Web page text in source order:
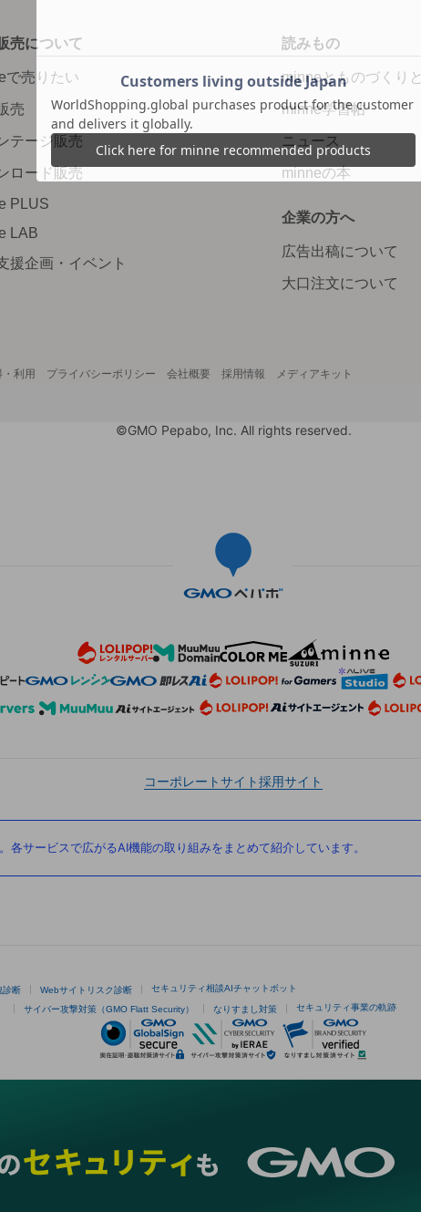
売について
で売りたい
売
テージ販売
ロード販売
PLUS
LAB
援企画・イベント
読みもの
minneとものづくりと
minne学習帖
ニュース
minneの本
企業の方へ
広告出稿について
大口注文について
利用 プライバシーポリシー 会社概要 採用情報 メディアキット
©GMO Pepabo, Inc. All rights reserved.
コーポレートサイト採用サイト
各サービスで広がるAI機能の取り組みをまとめて紹介しています。
診断 Webサイトリスク診断 セキュリティ相談AIチャットボット
サイバー攻撃対策（GMO Flatt Security） なりすまし対策 セキュリティ事業の軌跡